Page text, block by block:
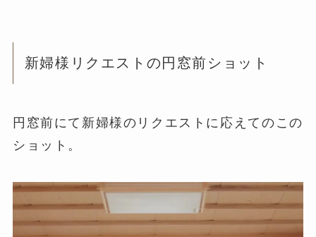
新婦様リクエストの円窓前ショット
円窓前にて新婦様のリクエストに応えてのこの
ショット。